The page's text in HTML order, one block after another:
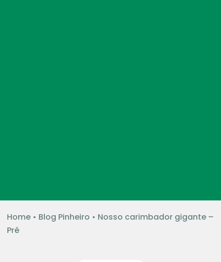
Home• Blog Pinheiro • Nosso carimbador gigante –
Pré